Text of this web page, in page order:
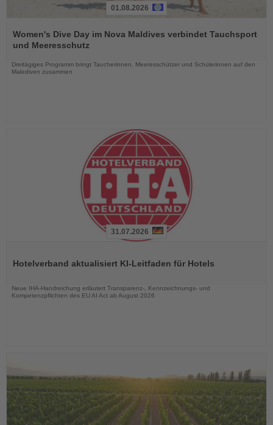
Sie
die
01.08.2026
Women's Dive Day im Nova Maldives verbindet Tauchsport
und Meeresschutz
Dreitägiges Programm bringt Taucherinnen, Meeresschützer und Schülerinnen auf den
Malediven zusammen
die
31.07.2026
Hotelverband aktualisiert KI-Leitfaden für Hotels
Neue IHA-Handreichung erläutert Transparenz-, Kennzeichnungs- und
Kompetenzpflichten des EU AI Act ab August 2026